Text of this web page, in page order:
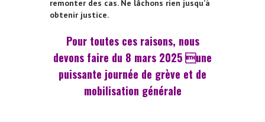
remonter des cas. Ne lâchons rien jusqu’à
obtenir justice.
Pour toutes ces raisons, nous
devons faire du 8 mars 2025 une
puissante journée de grève et de
mobilisation générale